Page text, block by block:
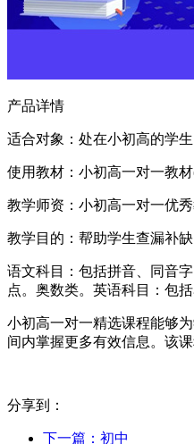
产品详情
适合对象：处在小初高的学生
使用教材：小初高一对一教
教学师资：小初高一对一优
教学目的：帮助学生查漏补
语文科目：包括拼音、同音
点。奥数类。英语科目：包
小初高一对一精选课程能够
间内掌握更多有效信息。该
分享到：
下一篇： 初中